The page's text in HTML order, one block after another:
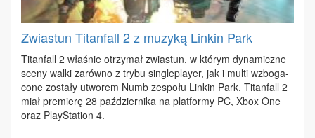
Zwiastun Titanfall 2 z muzyką Linkin Park
Ti­tan­fall 2 wła­śnie otrzy­mał zwia­stun, w któ­rym dy­na­micz­ne
sce­ny wal­ki za­rów­no z try­bu sin­gle­play­er, jak i mul­ti wzbo­ga­
co­ne zo­sta­ły utwo­rem Numb ze­spo­łu Lin­kin Park. Ti­tan­fall 2
miał pre­mie­rę 28 paź­dzier­ni­ka na plat­for­my PC, Xbox One
oraz Play­Sta­tion 4.